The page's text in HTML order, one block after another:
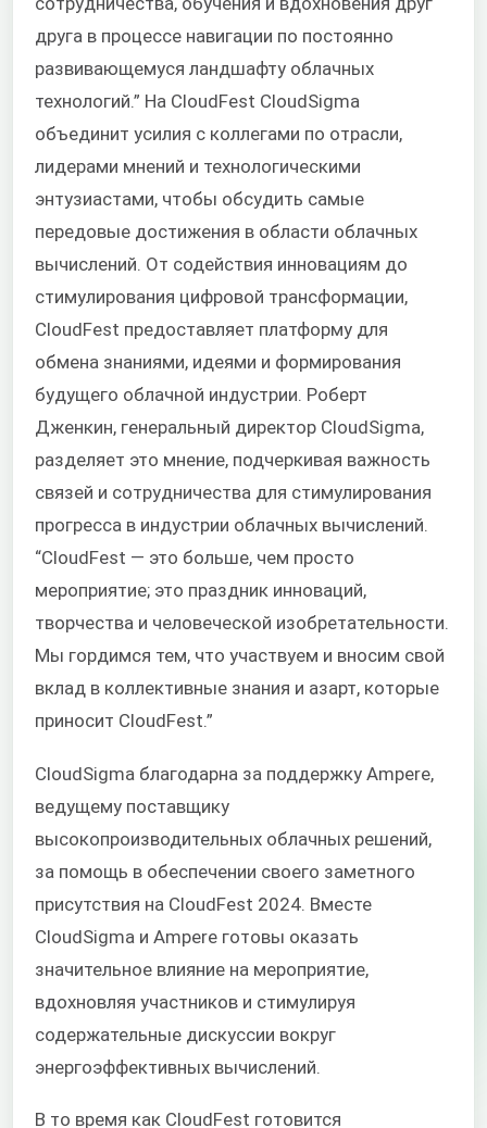
друга в процессе навигации по постоянно
развивающемуся ландшафту облачных
технологий.” На CloudFest CloudSigma
объединит усилия с коллегами по отрасли,
лидерами мнений и технологическими
энтузиастами, чтобы обсудить самые
передовые достижения в области облачных
вычислений. От содействия инновациям до
стимулирования цифровой трансформации,
CloudFest предоставляет платформу для
обмена знаниями, идеями и формирования
будущего облачной индустрии. Роберт
Дженкин, генеральный директор CloudSigma,
разделяет это мнение, подчеркивая важность
связей и сотрудничества для стимулирования
прогресса в индустрии облачных вычислений.
“CloudFest — это больше, чем просто
мероприятие; это праздник инноваций,
творчества и человеческой изобретательности.
Мы гордимся тем, что участвуем и вносим свой
вклад в коллективные знания и азарт, которые
приносит CloudFest.”
CloudSigma благодарна за поддержку Ampere,
ведущему поставщику
высокопроизводительных облачных решений,
за помощь в обеспечении своего заметного
присутствия на CloudFest 2024. Вместе
CloudSigma и Ampere готовы оказать
значительное влияние на мероприятие,
вдохновляя участников и стимулируя
содержательные дискуссии вокруг
энергоэффективных вычислений.
В то время как CloudFest готовится